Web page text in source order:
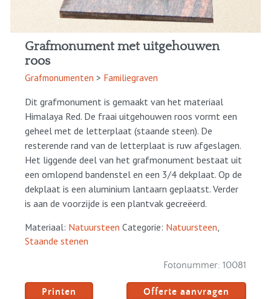
Grafmonument met uitgehouwen
roos
Grafmonumenten > Familiegraven
Dit grafmonument is gemaakt van het materiaal
Himalaya Red. De fraai uitgehouwen roos vormt een
geheel met de letterplaat (staande steen). De
resterende rand van de letterplaat is ruw afgeslagen.
Het liggende deel van het grafmonument bestaat uit
een omlopend bandenstel en een 3/4 dekplaat. Op de
dekplaat is een aluminium lantaarn geplaatst. Verder
is aan de voorzijde is een plantvak gecreëerd.
Materiaal: Natuursteen Categorie: Natuursteen
Staande stenen
Fotonummer: 10081
Offerte aanvragen
Printen